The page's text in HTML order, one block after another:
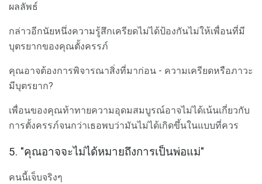
ผลลัพธ์
กล่าวอีกนัยหนึ่งความรู้สึกเครียดไม่ได้ป้องกันไม่ให้เพื่อนที่มี
บุตรยากของคุณตั้งครรภ์
คุณอาจต้องการพิจารณาสิ่งที่มาก่อน - ความเครียดหรือภาวะ
มีบุตรยาก?
เพื่อนของคุณท้าทายความอุดมสมบูรณ์อาจไม่ได้เน้นเกี่ยวกับ
การตั้งครรภ์จนกว่าเธอพบว่ามันไม่ได้เกิดขึ้นในแบบที่ควร
5. "คุณอาจจะไม่ได้หมายถึงการเป็นพ่อแม่"
คนนี้เจ็บจริงๆ